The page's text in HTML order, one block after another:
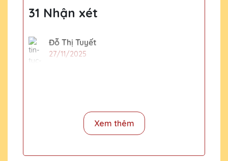
31 Nhận xét
Đỗ Thị Tuyết
27/11/2025
27/11/2025
Xem thêm